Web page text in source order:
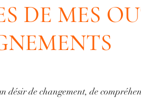
DE MES
désir de changement, de